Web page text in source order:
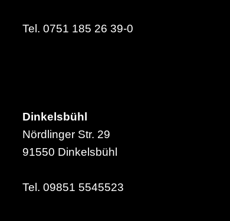
Tel. 0751 185 26 39-0
Dinkelsbühl
Nördlinger Str. 29
91550 Dinkelsbühl
Tel. 09851 5545523